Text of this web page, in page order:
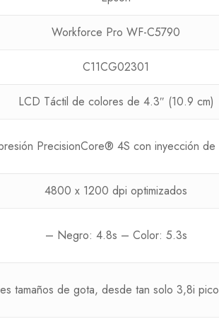
Workforce Pro WF-C5790
C11CG02301
LCD Táctil de colores de 4.3″ (10.9 cm)
PrecisionCore® 4S con inyección
4800 x 1200 dpi optimizados
– Negro: 4.8s – Color: 5.3s
tamaños de gota, desde tan solo 3,8i